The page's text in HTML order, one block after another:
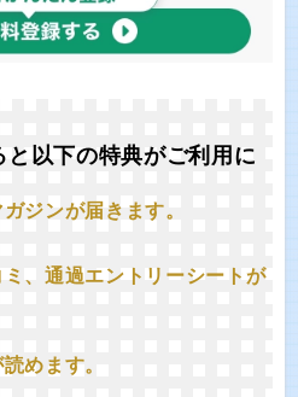
以下の特典がご利用に
ジンが届きます。
ミ、通過エントリーシートが
めます。